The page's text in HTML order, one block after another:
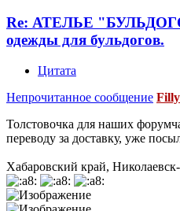
Re: АТЕЛЬЕ
одежды для бульдогов.
Цитата
Непрочитанное сообщение
Толстовочка для наших
переводу за доставку, уже
Хабаровский край,